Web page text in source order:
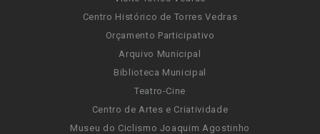
Centro Histórico de Torres Vedras
Orçamento Participativo
Arquivo Municipal
Biblioteca Municipal
Teatro-Cine
Centro de Artes e Criatividade
Museu do Ciclismo Joaquim Agostinho